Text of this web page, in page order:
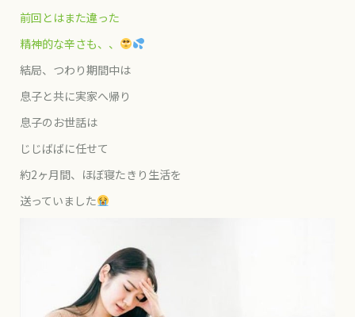
前回とはまた違った
精神的な辛さも、、
結局、つわり期間中は
息子と共に実家へ帰り
息子のお世話は
じじばばに任せて
約2ヶ月間、ほぼ寝たきり生活を
送っていました